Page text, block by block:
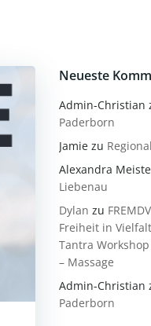
Neueste
Admin-Christian
Paderborn
Jamie zu
Alexandra Meiste
Liebenau
Dylan zu
Freiheit in
Tantra
– Massage
Admin-Christian
Paderborn